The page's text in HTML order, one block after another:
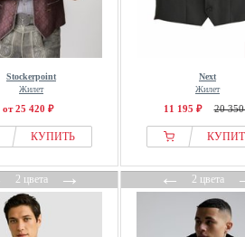
Stockerpoint
Жилет
от 25 420 ₽
КУПИТЬ
Next
Жилет
11 195 ₽ 20
2 цвета→ ←2 цвета